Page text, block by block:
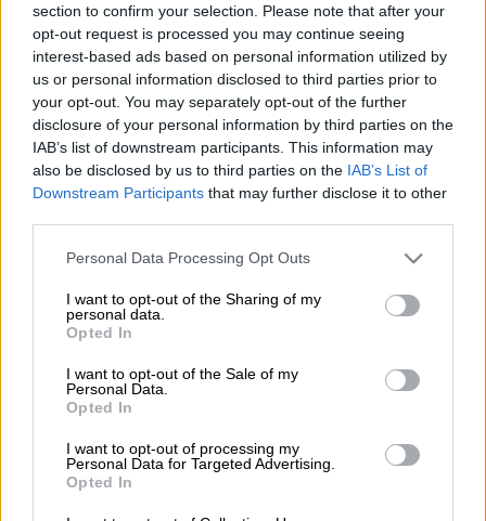
section to confirm your selection. Please note that after your
opt-out request is processed you may continue seeing
interest-based ads based on personal information utilized by
us or personal information disclosed to third parties prior to
your opt-out. You may separately opt-out of the further
disclosure of your personal information by third parties on the
IAB’s list of downstream participants. This information may
also be disclosed by us to third parties on the IAB’s List of
Downstream Participants that may further disclose it to other
Please note that this website/app uses one or more Google
not limited to your visit or usage behaviour. You may click to
grant or deny consent to Google and its third-party tags to
use your data for below specified purposes in below Google
consent section.
Personal Data Processing Opt Outs
I want to opt-out of the Sharing of my
personal data.
Opted In
I want to opt-out of the Sale of my
Personal Data.
Opted In
I want to opt-out of processing my
Personal Data for Targeted Advertising.
Opted In
Προσθέστε το ΕΘΝΟΣ στη Google
Κυκλοφοριακές ρυθμίσειςανακοινώθηκαν
βλήμα.
Τα σχολιά σας δημοσιεύονται άμεσα με δική σας ευθύνη. Το
ΕΘΝΟΣ θα παρεμβαίνει και τα προσβλητικά σχόλια θα
διαγράφονται